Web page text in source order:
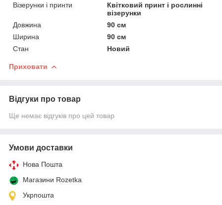
Візерунки і принти
Квітковий принт і рослинні
візерунки
Довжина
90 см
Ширина
90 см
Стан
Новий
Приховати
Відгуки про товар
Ще немає відгуків про цей товар
Умови доставки
Нова Пошта
Магазини Rozetka
Укрпошта